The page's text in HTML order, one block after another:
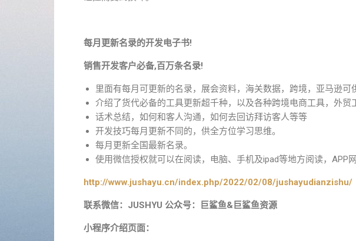
每月更新名录的开发电子书!
销售开发客户必备,百万条名录!
里面有每月可更新的名录，展会资料，海关数据，跨境，亚马逊可
介绍了货代必备的工具更新超千种，以及各种跨境电商工具，外贸
话术总结，如何和客人沟通，如何去回访拜访客人等等
开发技巧每月更新不同的，供全方位学习思维。
每月更新全国最新名录。
使用微信授权就可以在阅读，电脑、手机及ipad等地方阅读，APP
http://www.jushayu.cn/index.php/2022/02/08/jushayudianzishu/
联系微信：JUSHYU 公众号：巨鲨鱼&巨鲨鱼资源
小程序介绍页面：